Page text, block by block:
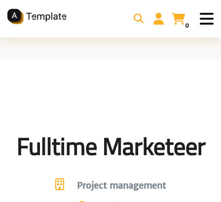
0
Fulltime Marketeer
Project management